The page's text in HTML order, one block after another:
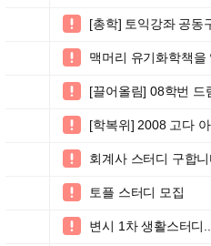
 [총학] 토익강좌 공동
 맥머리 유기화학책을
 [끌어올림] 08학번 드
 [학복위] 2008 고다
 회계사 스터디 구합
 토플 스터디 모집
 변시 1차 생활스터디...